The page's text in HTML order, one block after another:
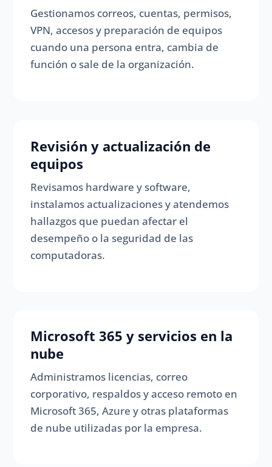
Gestionamos correos, cuentas, permisos,
VPN, accesos y preparación de equipos
cuando una persona entra, cambia de
función o sale de la organización.
Revisión y actualización de
equipos
Revisamos hardware y software,
instalamos actualizaciones y atendemos
hallazgos que puedan afectar el
desempeño o la seguridad de las
computadoras.
Microsoft 365 y servicios en la
nube
Administramos licencias, correo
corporativo, respaldos y acceso remoto en
Microsoft 365, Azure y otras plataformas
de nube utilizadas por la empresa.